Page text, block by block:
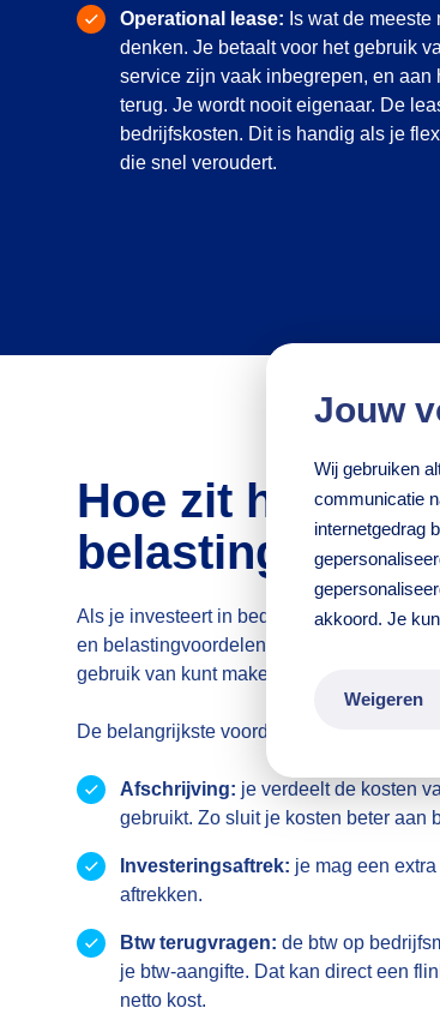
Jouw
Wij gebruiken
communicatie
internetgedrag
akkoord. Je
Weigeren
Operational lease: Is wat de meeste
denken. Je betaalt voor het gebruik
service zijn vaak inbegrepen, en
terug. Je wordt nooit eigenaar. De
bedrijfskosten. Dit is handig als je
die snel veroudert.
Hoe zit het
belasting?
Als je investeert in bedrijfsmiddelen, krijg
en belastingvoordelen. Dat klinkt
gebruik van kunt maken.
De belangrijkste voordelen op een rij:
Afschrijving: je verdeelt de kosten
gebruikt. Zo sluit je kosten beter aan
Investeringsaftrek: je mag een
aftrekken.
Btw terugvragen: de btw op
je btw-aangifte. Dat kan direct een
netto kost.